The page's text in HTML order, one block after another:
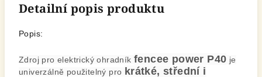
Detailní popis produktu
Popis:
Zdroj pro elektrický ohradník fencee power P40 je
univerzálně použitelný pro krátké, střední i